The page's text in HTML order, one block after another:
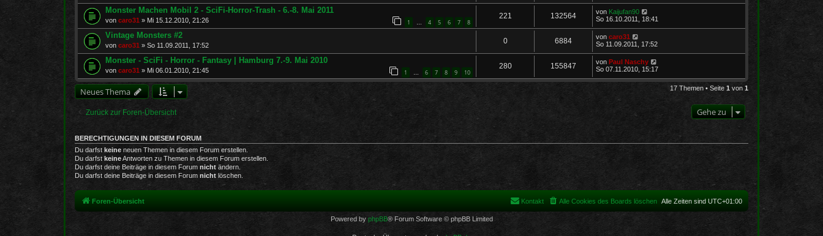
Monster Machen Mobil 2 - SciFi-Horror-Trash - 6.-8. Mai 2011
von caro31 » Mi 15.12.2010, 21:26 1 … 4 5 6 7 8
221 132564 von Kaijufan90
So 16.10.2011, 18:41
Vintage Monsters #2
von caro31 » So 11.09.2011, 17:52
0 6884 von caro31
So 11.09.2011, 17:52
Monster - SciFi - Horror - Fantasy | Hamburg 7.-9. Mai 2010
von caro31 » Mi 06.01.2010, 21:45 1 … 6 7 8 9 10
280 155847 von Paul Naschy
So 07.11.2010, 15:17
Neues Thema 17 Themen • Seite 1 von 1
Zurück zur Foren-Übersicht Gehe zu
BERECHTIGUNGEN IN DIESEM FORUM
Du darfst keine neuen Themen in diesem Forum erstellen.
Du darfst keineAntworten zu Themen in diesem Forum erstellen.
Du darfst deine Beiträge in diesem Forum nicht ändern.
Du darfst deine Beiträge in diesem Forum nicht löschen.
Foren-Übersicht Alle Zeiten sind UTC+01:00
Alle Cookies des Boards löschen
Kontakt
Powered by phpBB® Forum Software © phpBB Limited